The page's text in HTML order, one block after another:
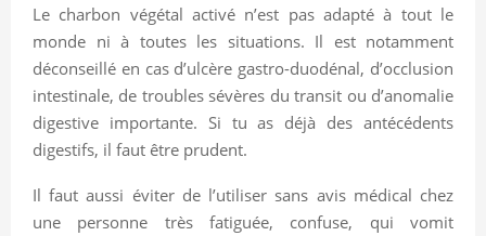
Le charbon végétal activé n’est pas adapté à tout le
monde ni à toutes les situations. Il est notamment
déconseillé en cas d’ulcère gastro-duodénal, d’occlusion
intestinale, de troubles sévères du transit ou d’anomalie
digestive importante. Si tu as déjà des antécédents
digestifs, il faut être prudent.
Il faut aussi éviter de l’utiliser sans avis médical chez
une personne très fatiguée, confuse, qui vomit